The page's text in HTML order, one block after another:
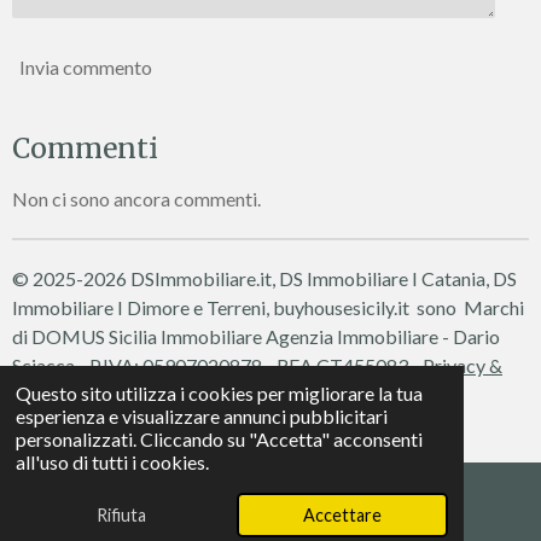
Questo sito utilizza i cookies per migliorare la tua
esperienza e visualizzare annunci pubblicitari
personalizzati. Cliccando su "Accetta" acconsenti
all'uso di tutti i cookies.
Rifiuta Accettare
Invia commento
Commenti
Non ci sono ancora commenti.
© 2025-2026 DSImmobiliare.it, DS Immobiliare I Catania, DS
Immobiliare I Dimore e Terreni, buyhousesicily.it sono Marchi
di DOMUS Sicilia ImmobiliareAgenzia Immobiliare - Dario
Sciacca - P.IVA: 05907020878 - REA CT455083 -Privacy &
Cookie Policy
Fornito daWebador
Telefono WhatsApp